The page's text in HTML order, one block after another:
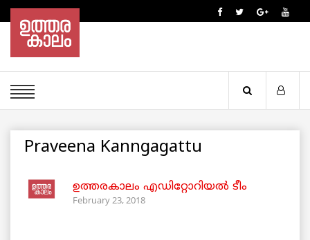
Praveena Kanngagattu
ഉത്തരകാലം എഡിറ്റോറിയല്‍ ടീം
February 23, 2018